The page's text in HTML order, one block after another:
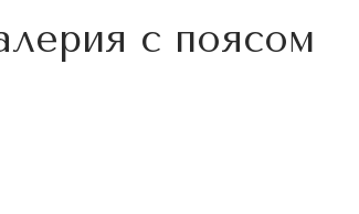
с поясом